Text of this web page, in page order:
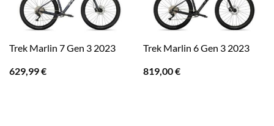
Trek Marlin 7 Gen 3 2023
629,99€
Trek Marlin 6 Gen 3 2023
819,00€